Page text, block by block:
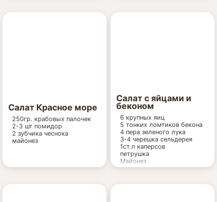
соль - по вкусу (1-2
щепотки)
Заправка на 2 порции
салата (на 200 г мяса):
2 стол. ложки сметаны
1/2 чайн. ложки столового
хрена
1/3 стол. ложки свежего
лимонного сока
Салат Красное море
250гр. крабовых палочек
2-3 шт помидор
2 зубчика чеснока
майонез
Салат с яйцами и
беконом
6 крупных яиц
5 тонких ломтиков бекона
4 пера зеленого лука
3-4 черешка сельдерея
1ст.л каперсов
петрушка
Майонез